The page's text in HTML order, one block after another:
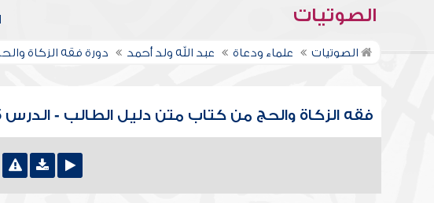
الصوتيات
الصوتيات علماء ودعاة عبد الله ولد أحمد دورة فقه الزكاة
فقه الزكاة والحج من كتاب متن دليل الطالب - الدرس 5